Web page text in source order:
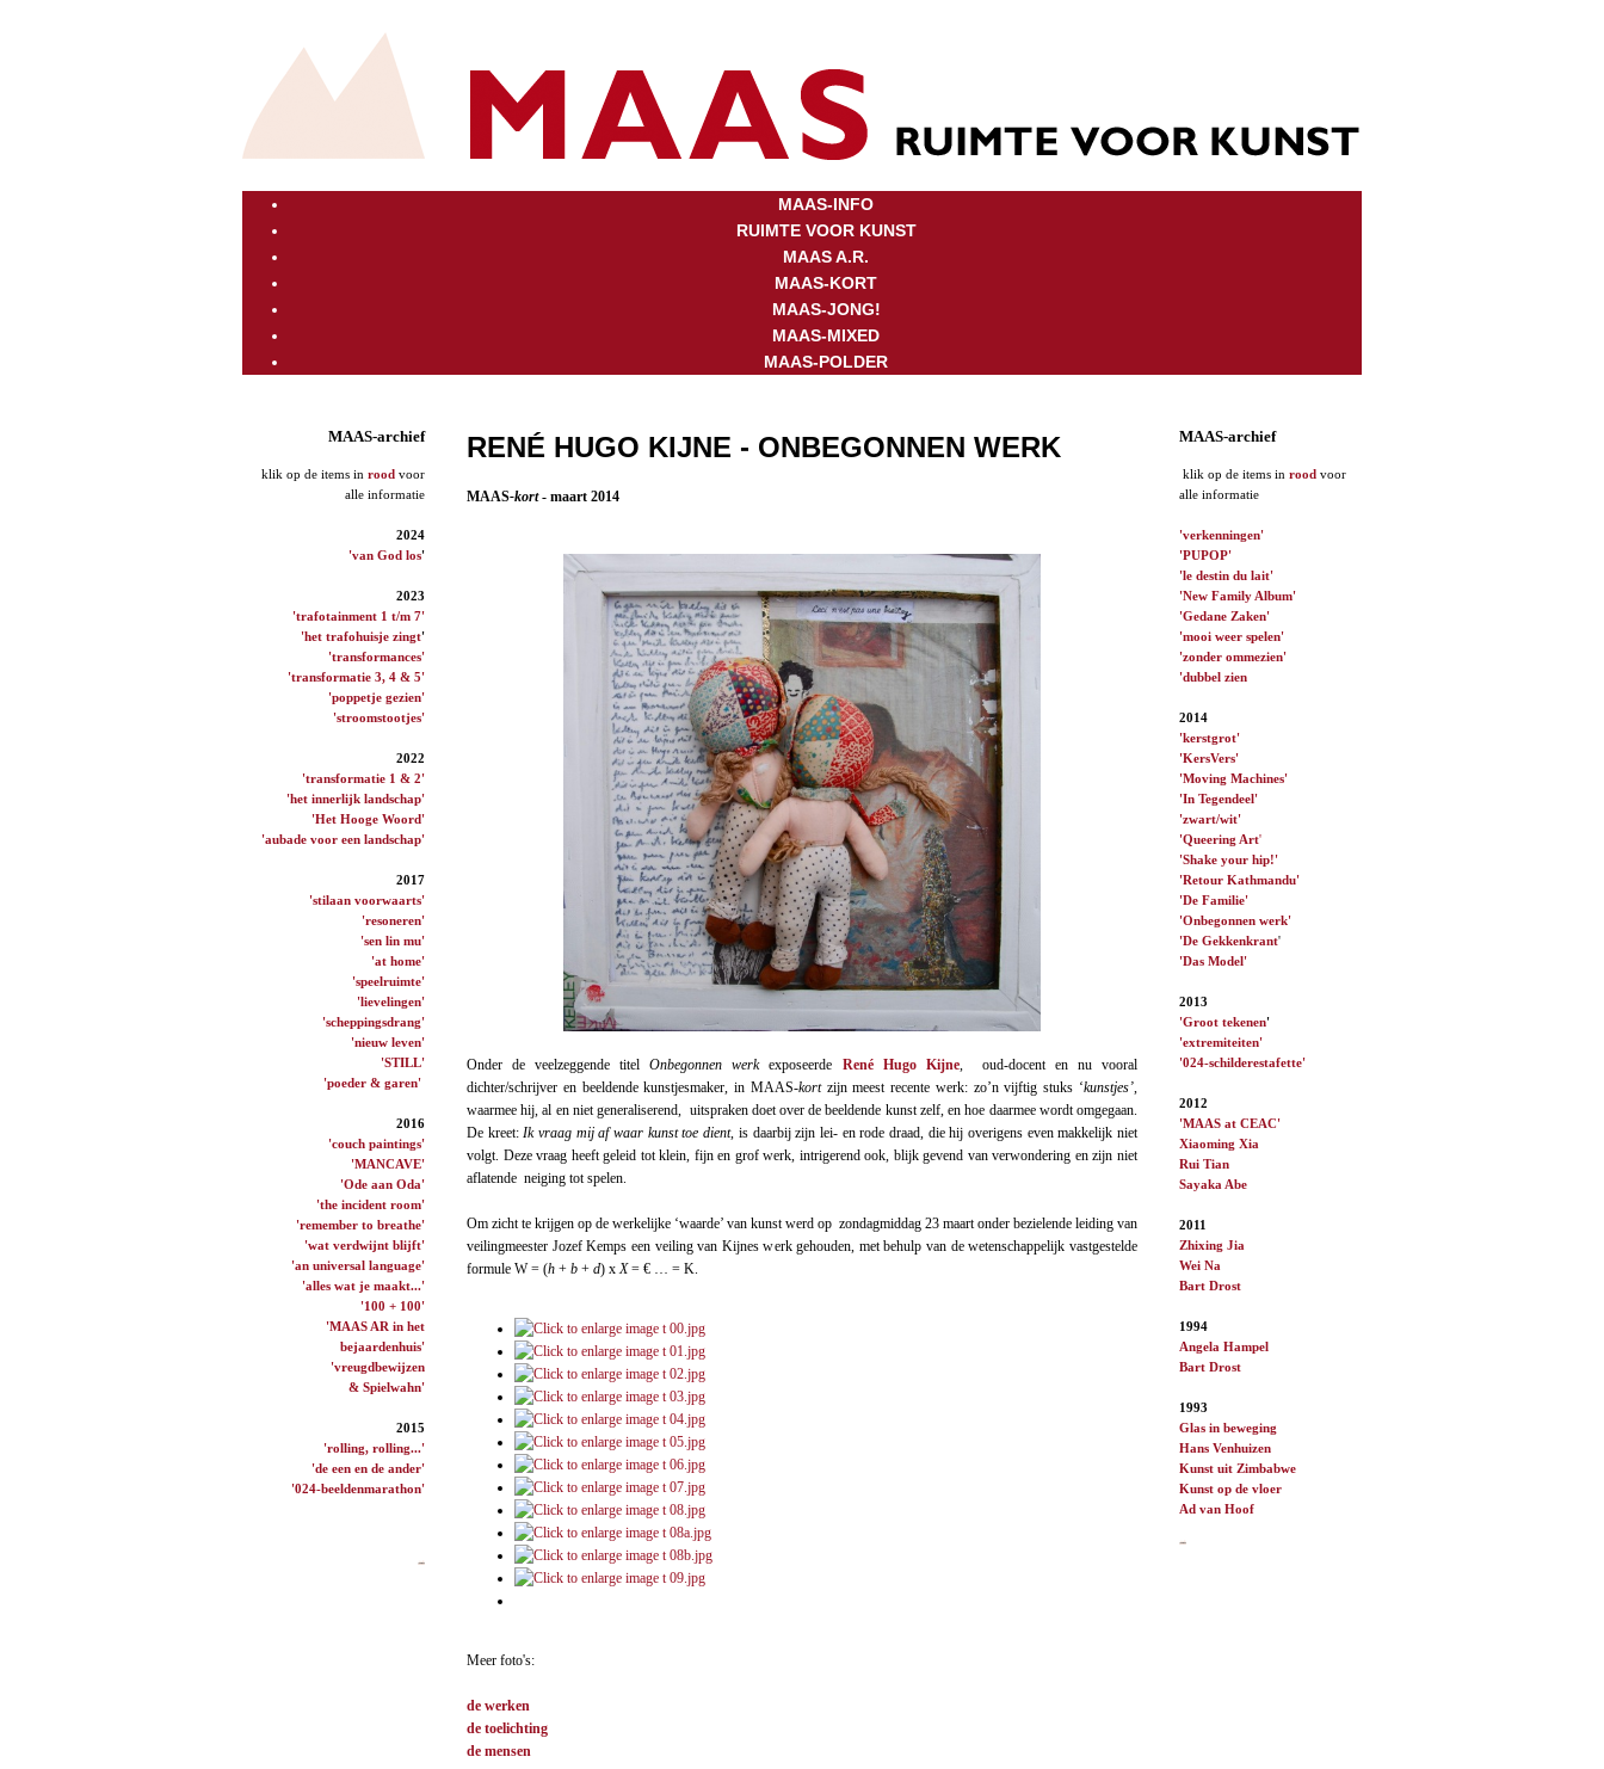
MAAS-INFO
RUIMTE VOOR KUNST
MAAS A.R.
MAAS-KORT
MAAS-JONG!
MAAS-MIXED
MAAS-POLDER
MAAS-archief
klik op de items in rood voor
alle informatie
2024
'van God los'
2023
'trafotainment 1 t/m 7'
'het trafohuisje zingt'
'transformances'
'transformatie 3, 4 & 5'
'poppetje gezien'
'stroomstootjes'
2022
'transformatie 1 & 2'
'het innerlijk landschap'
'Het Hooge Woord'
'aubade voor een landschap'
2017
'stilaan voorwaarts'
'resoneren'
'sen lin mu'
'at home'
'speelruimte'
'lievelingen'
'scheppingsdrang'
'nieuw leven'
'STILL'
'poeder & garen'
2016
'couch paintings'
'MANCAVE'
'Ode aan Oda'
'the incident room'
'remember to breathe'
'wat verdwijnt blijft'
'an universal language'
'alles wat je maakt...'
'100 + 100'
'MAAS AR in het
bejaardenhuis'
'vreugdbewijzen
& Spielwahn'
2015
'rolling, rolling...'
'de een en de ander'
'024-beeldenmarathon'
RENÉ HUGO KIJNE - ONBEGONNEN WERK
MAAS-kort- maart 2014
Onder de veelzeggende titelOnbegonnen werkexposeerde René Hugo Kijne, oud-docent en nu vooral
dichter/schrijver en beeldende kunstjesmaker, in MAAS-kortzijn meest recente werk: zo’n vijftig stuks ‘kunstjes’,
waarmee hij, al en niet generaliserend, uitspraken doet over de beeldende kunst zelf, en hoe daarmee wordt omgegaan.
De kreet:Ik vraag mij af waar kunst toe dient, is daarbij zijn lei- en rode draad, die hij overigens even makkelijk niet
volgt. Deze vraag heeft geleid tot klein, fijn en grof werk, intrigerend ook, blijk gevend van verwondering en zijn niet
aflatende neiging tot spelen.
Om zicht te krijgen op de werkelijke ‘waarde’ van kunst werd op zondagmiddag 23 maart onder bezielende leiding van
veilingmeester Jozef Kemps een veiling van Kijnes werk gehouden, met behulp van de wetenschappelijk vastgestelde
formule W = (h + b + d) xX= € … = K.
Meer foto's:
de werken
de toelichting
de mensen
MAAS-archief
klik op de items in rood voor
alle informatie
'verkenningen'
'PUPOP'
'le destin du lait'
'New Family Album'
'Gedane Zaken'
'mooi weer spelen'
'zonder ommezien'
'dubbel zien
2014
'kerstgrot'
'KersVers'
'Moving Machines'
'In Tegendeel'
'zwart/wit'
'Queering Art'
'Shake your hip!'
'Retour Kathmandu'
'De Familie'
'Onbegonnen werk'
'De Gekkenkrant'
'Das Model'
2013
'Groot tekenen'
'extremiteiten'
'024-schilderestafette'
2012
'MAAS at CEAC'
Xiaoming Xia
Rui Tian
Sayaka Abe
2011
Zhixing Jia
Wei Na
Bart Drost
1994
Angela Hampel
Bart Drost
1993
Glas in beweging
Hans Venhuizen
Kunst uit Zimbabwe
Kunst op de vloer
Ad van Hoof